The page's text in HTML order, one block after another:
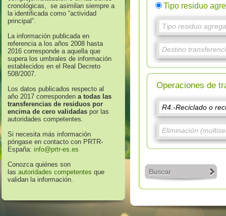
cronológicas, se asimilan siempre a
la identificada como “actividad
principal”.
La información publicada en
referencia a los años 2008 hasta
2016 corresponde a aquella que
supera los umbrales de información
establecidos en el Real Decreto
508/2007.
Los datos publicados respecto al
año 2017 corresponden a todas las
transferencias de residuos por
encima de cero validadas por las
autoridades competentes.
Si necesita más información
póngase en contacto con PRTR-
España: info@prtr-es.es
Conozca quiénes son
las autoridades competentes que
validan la información.
Tipo residuo
Operaciones de
Buscar